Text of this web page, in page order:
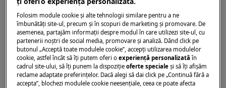
Înainte de orice operațiune de întreținere, dezactivați
aparatul și deconectați ștecherul de lapriză.
Aveți întotdeauna grijă când mutați aparatele,
pentru aparatele grele este necesar să le mutați
două persoane.
Folosiți întotdeauna mănuși de siguranță și
Folosim module cookie și alte tehnologii similare pentru a ne
îmbunătăţi site-ul, precum și în scopuri de marketing și promovare. De
asemenea, partajăm informaţii despre modul în care utilizezi site-ul, cu
partenerii noștri de social media, promovare și analiză. Dând click pe
butonul „Acceptă toate modulele cookie”, accepţi utilizarea modulelor
cookie, astfel încât să îţi putem oferi oexperienţă personalizată în
cadrul site-ului, să îţi punem la dispoziţieoferte speciale și să îţi afișăm
reclame adaptate preferinţelor. Dacă alegi să dai click pe „Continuă fără a
accepta”, blochezi modulele cookie neesenţiale, ceea ce poate afecta